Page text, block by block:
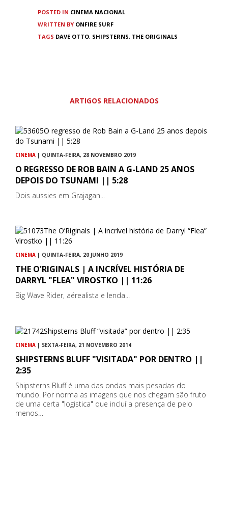
POSTED IN CINEMA NACIONAL
WRITTEN BY ONFIRE SURF
TAGS DAVE OTTO, SHIPSTERNS, THE ORIGINALS
ARTIGOS RELACIONADOS
CINEMA | QUINTA-FEIRA, 28 NOVEMBRO 2019
O REGRESSO DE ROB BAIN A G-LAND 25 ANOS
DEPOIS DO TSUNAMI || 5:28
Dois aussies em Grajagan...
CINEMA | QUINTA-FEIRA, 20 JUNHO 2019
THE O'RIGINALS | A INCRÍVEL HISTÓRIA DE
DARRYL "FLEA" VIROSTKO || 11:26
Big Wave Rider, aérealista e lenda...
CINEMA | SEXTA-FEIRA, 21 NOVEMBRO 2014
SHIPSTERNS BLUFF "VISITADA" POR DENTRO ||
2:35
Shipsterns Bluff é uma das ondas mais pesadas do
mundo. Por norma as imagens que nos chegam são fruto
de uma certa "logistica" que incluí a presença de pelo
menos…